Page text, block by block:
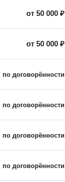
от50 000 ₽
от50 000 ₽
по договорённости
по договорённости
по договорённости
по договорённости